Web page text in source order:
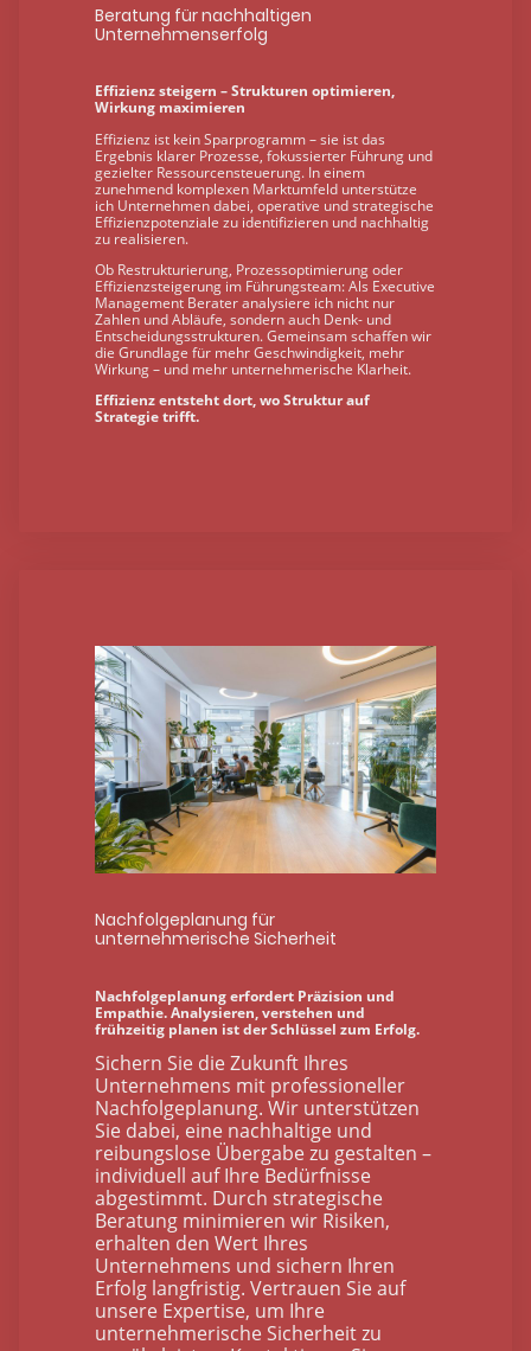
Beratung für nachhaltigen
Unternehmenserfolg
Effizienz steigern – Strukturen optimieren,
Wirkung maximieren
Effizienz ist kein Sparprogramm – sie ist das
Ergebnis klarer Prozesse, fokussierter Führung und
gezielter Ressourcensteuerung. In einem
zunehmend komplexen Marktumfeld unterstütze
ich Unternehmen dabei, operative und strategische
Effizienzpotenziale zu identifizieren und nachhaltig
zu realisieren.
Ob Restrukturierung, Prozessoptimierung oder
Effizienzsteigerung im Führungsteam: Als Executive
Management Berater analysiere ich nicht nur
Zahlen und Abläufe, sondern auch Denk- und
Entscheidungsstrukturen. Gemeinsam schaffen wir
die Grundlage für mehr Geschwindigkeit, mehr
Wirkung – und mehr unternehmerische Klarheit.
Effizienz entsteht dort, wo Struktur auf
Strategie trifft.
Nachfolgeplanung für
unternehmerische Sicherheit
Nachfolgeplanung erfordert Präzision und
Empathie. Analysieren, verstehen und
frühzeitig planen ist der Schlüssel zum Erfolg.
Sichern Sie die Zukunft Ihres
Unternehmens mit professioneller
Nachfolgeplanung. Wir unterstützen
Sie dabei, eine nachhaltige und
reibungslose Übergabe zu gestalten –
individuell auf Ihre Bedürfnisse
abgestimmt. Durch strategische
Beratung minimieren wir Risiken,
erhalten den Wert Ihres
Unternehmens und sichern Ihren
Erfolg langfristig. Vertrauen Sie auf
unsere Expertise, um Ihre
unternehmerische Sicherheit zu